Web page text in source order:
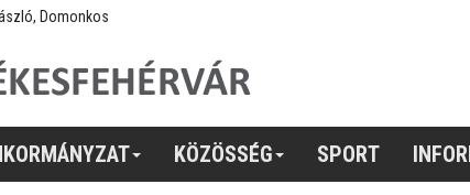
Domonkos
KÖZÖSSÉG SPORT